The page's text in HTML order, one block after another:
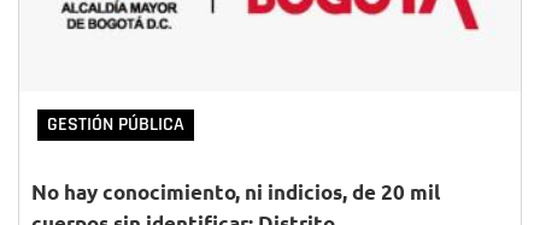
GESTIÓN PÚBLICA
No hay conocimiento, ni indicios, de 20 mil